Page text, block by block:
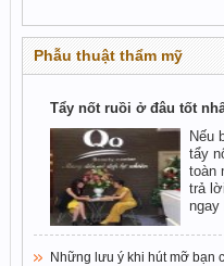
Phẫu thuật thẩm mỹ
Tẩy nốt ruồi ở đâu tốt
Nếu
tẩy
toàn
trả
ngay
Những lưu ý khi hút mỡ bạn